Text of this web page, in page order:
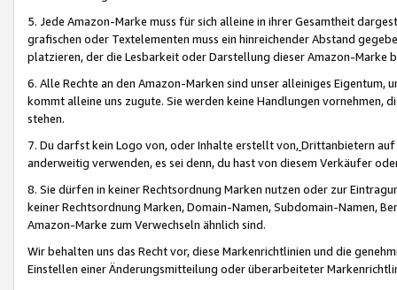
5. Jede Amazon-Marke muss für sich alleine in ihrer Gesamtheit
grafischen oder Textelementen muss ein hinreichender Abstand
platzieren, der die Lesbarkeit oder Darstellung dieser Amazon-Marke
6. Alle Rechte an den Amazon-Marken sind unser alleiniges
kommt alleine uns zugute. Sie werden keine Handlungen vornehmen,
stehen.
7. Du darfst kein Logo von, oder Inhalte erstellt von,Drittanbietern auf
anderweitig verwenden, es sei denn, du hast von diesem Verkäufer
8. Sie dürfen in keiner Rechtsordnung Marken nutzen oder zur
keiner Rechtsordnung Marken, Domain-Namen, Subdomain-Namen,
Amazon-Marke zum Verwechseln ähnlich sind.
Wir behalten uns das Recht vor, diese Markenrichtlinien und die
Einstellen einer Änderungsmitteilung oder überarbeiteter